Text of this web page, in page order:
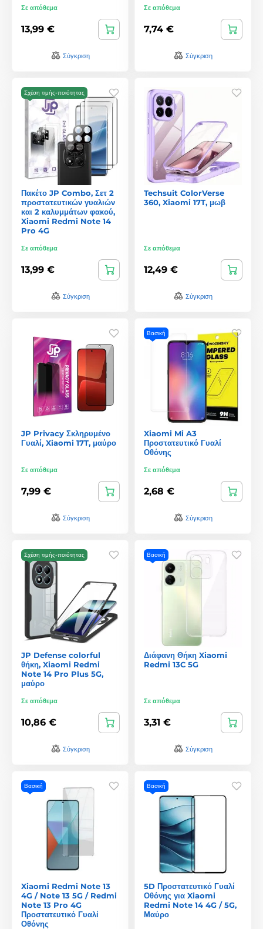
Σε απόθεμα
13,99 €
Σύγκριση
Σε απόθεμα
7,74 €
Σύγκριση
Σχέση τιμής-ποιότητας
Πακέτο JP Combo, Σετ 2
προστατευτικών γυαλιών
και 2 καλυμμάτων φακού,
Xiaomi Redmi Note 14
Pro 4G
Σε απόθεμα
13,99 €
Σύγκριση
Techsuit ColorVerse
360, Xiaomi 17T, μωβ
Σε απόθεμα
12,49 €
Σύγκριση
JP Privacy Σκληρυμένο
Γυαλί, Xiaomi 17T, μαύρο
Σε απόθεμα
7,99 €
Σύγκριση
Βασική
Xiaomi Mi A3
Προστατευτικό Γυαλί
Οθόνης
Σε απόθεμα
2,68 €
Σύγκριση
Σχέση τιμής-ποιότητας
JP Defense colorful
θήκη, Xiaomi Redmi
Note 14 Pro Plus 5G,
μαύρο
Σε απόθεμα
10,86 €
Σύγκριση
Βασική
Διάφανη Θήκη Xiaomi
Redmi 13C 5G
Σε απόθεμα
3,31 €
Σύγκριση
Βασική
Xiaomi Redmi Note 13
4G / Note 13 5G / Redmi
Note 13 Pro 4G
Προστατευτικό Γυαλί
Οθόνης
Βασική
5D Προστατευτικό Γυαλί
Οθόνης για Xiaomi
Redmi Note 14 4G / 5G,
Μαύρο